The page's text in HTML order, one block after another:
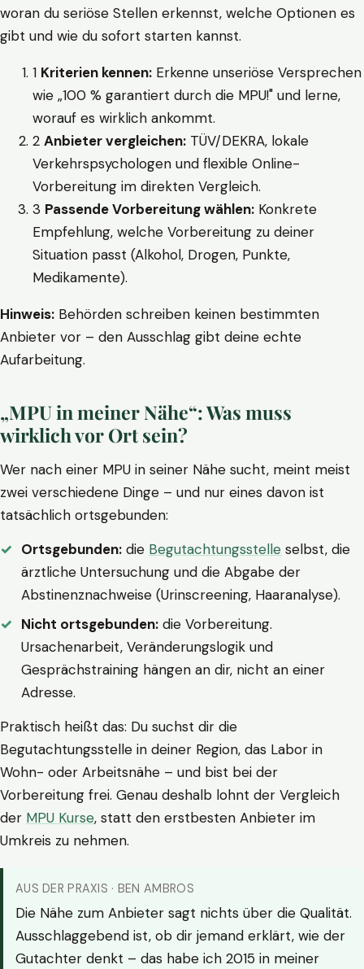
woran du seriöse Stellen erkennst, welche Optionen es
gibt und wie du sofort starten kannst.
1 Kriterien kennen: Erkenne unseriöse Versprechen
wie „100 % garantiert durch die MPU!" und lerne,
worauf es wirklich ankommt.
2 Anbieter vergleichen: TÜV/DEKRA, lokale
Verkehrspsychologen und flexible Online-
Vorbereitung im direkten Vergleich.
3 Passende Vorbereitung wählen: Konkrete
Empfehlung, welche Vorbereitung zu deiner
Situation passt (Alkohol, Drogen, Punkte,
Medikamente).
Hinweis: Behörden schreiben keinen bestimmten
Anbieter vor – den Ausschlag gibt deine echte
Aufarbeitung.
„MPU in meiner Nähe“: Was muss
wirklich vor Ort sein?
Wer nach einer MPU in seiner Nähe sucht, meint meist
zwei verschiedene Dinge – und nur eines davon ist
tatsächlich ortsgebunden:
Ortsgebunden: die Begutachtungsstelle selbst, die
ärztliche Untersuchung und die Abgabe der
Abstinenznachweise (Urinscreening, Haaranalyse).
Nicht ortsgebunden: die Vorbereitung.
Ursachenarbeit, Veränderungslogik und
Gesprächstraining hängen an dir, nicht an einer
Adresse.
Praktisch heißt das: Du suchst dir die
Begutachtungsstelle in deiner Region, das Labor in
Wohn- oder Arbeitsnähe – und bist bei der
Vorbereitung frei. Genau deshalb lohnt der Vergleich
der MPU Kurse, statt den erstbesten Anbieter im
Umkreis zu nehmen.
AUS DER PRAXIS · BEN AMBROS
Die Nähe zum Anbieter sagt nichts über die Qualität.
Ausschlaggebend ist, ob dir jemand erklärt, wie der
Gutachter denkt – das habe ich 2015 in meiner